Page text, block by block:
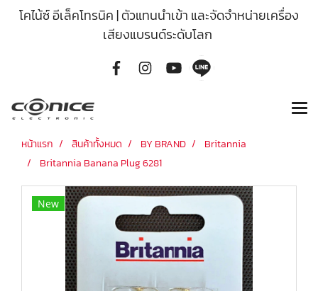
โคไน้ซ์ อีเล็คโทรนิค | ตัวแทนนำเข้า และจัดจำหน่ายเครื่อง
เสียงแบรนด์ระดับโลก
หน้าแรก สินค้าทั้งหมด BY BRAND
Britannia
Britannia Banana Plug 6281
New